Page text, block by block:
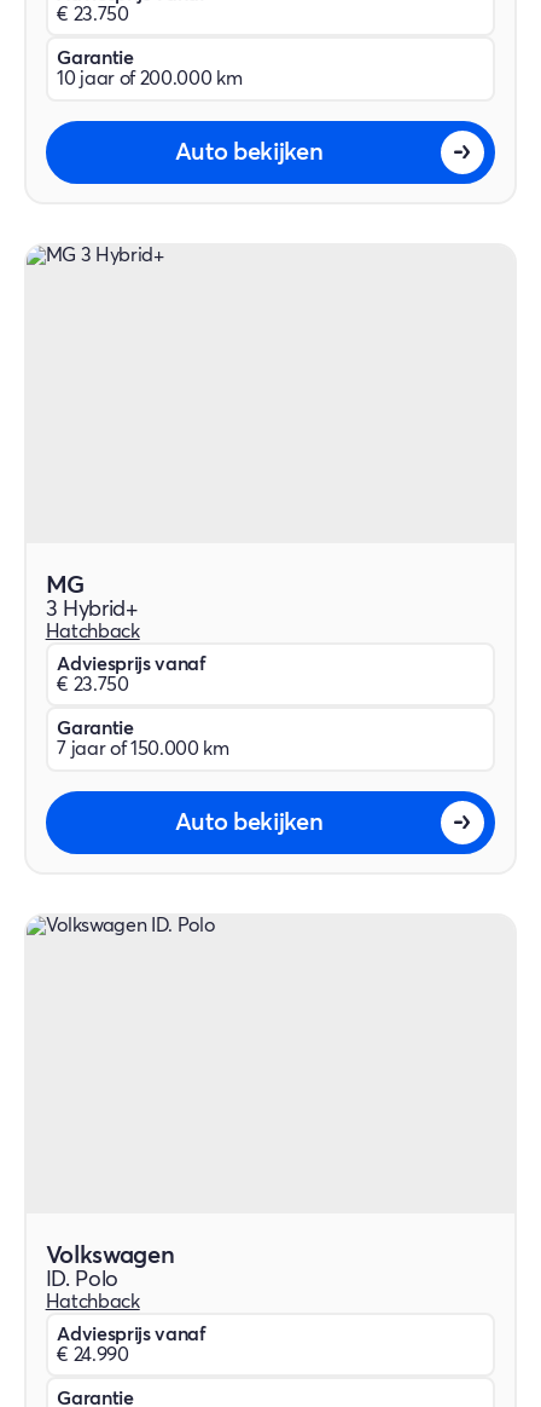
€ 23.750
Garantie
10 jaar of 200.000 km
Auto bekijken
MG
3 Hybrid+
Hatchback
Adviesprijs vanaf
€ 23.750
Garantie
7 jaar of 150.000 km
Auto bekijken
Volkswagen
ID. Polo
Hatchback
Adviesprijs vanaf
€ 24.990
Garantie